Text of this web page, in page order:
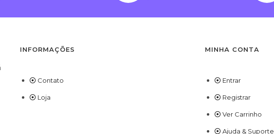
INFORMAÇÕES
Contato
Loja
MINHA CONTA
Entrar
Registrar
Ver Carrinho
Ajuda & Suporte